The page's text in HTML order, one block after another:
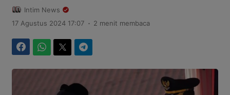
Intim News
17 Agustus 2024 17:07 . 2 menit membaca